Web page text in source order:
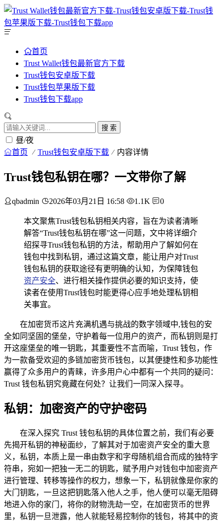
首页
Trust Wallet钱包最新官方下载
Trust钱包安卓版下载
Trust钱包苹果版下载
Trust钱包下载app
搜 索
昼/夜
首页 Trust钱包安卓版下载 内容详情
Trust钱包私钥在哪？一文带你了解
qbadmin 2026年03月21日 16:58 1.1K 0
本文聚焦Trust钱包私钥相关内容，旨在为读者清晰
解答“Trust钱包私钥在哪”这一问题，文中将详细介
绍探寻Trust钱包私钥的方法，帮助用户了解如何在
钱包中找到私钥，通过这篇文章，能让用户对Trust
钱包私钥的获取途径有更明确的认知，为保障钱包
资产安全、进行相关操作提供必要的知识支持，使
读者在使用Trust钱包时能更得心应手地处理私钥相
关事宜。
在加密货币这片充满机遇与挑战的数字领域中,钱包的安
全如同坚固的堡垒，守护着每一位用户的资产，而私钥则是打
开这座堡垒的唯一钥匙，其重要性不言而喻，Trust 钱包，作
为一款备受欢迎的多链加密货币钱包，以其便捷性和多功能性
赢得了众多用户的青睐，许多用户心中都有一个共同的疑问：
Trust 钱包私钥究竟藏在何处？让我们一同深入探寻。
私钥：加密资产的守护密码
在深入探究 Trust 钱包私钥的具体位置之前，我们有必要
先揭开私钥的神秘面纱，了解其对于加密资产安全的重大意
义，私钥，本质上是一串由数字和字母随机组合而成的独特字
符串，宛如一把独一无二的钥匙，赋予用户对钱包中加密资产
进行管理、转移等操作的权力，想象一下，私钥就像是你家的
大门钥匙，一旦这把钥匙落入他人之手，他人便可以毫无阻碍
地进入你的家门，将你的财物洗劫一空，在加密货币的世界
里，私钥一旦泄露，他人就能轻易控制你的钱包，将其中的资